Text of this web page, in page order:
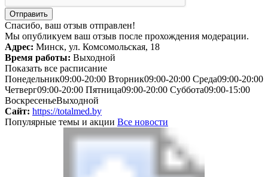
Отправить
Спасибо, ваш отзыв отправлен!
Мы опубликуем ваш отзыв после прохождения модерации.
Адрес: Минск, ул. Комсомольская, 18
Время работы: Выходной
Показать все расписание
Понедельник09:00-20:00 Вторник09:00-20:00 Среда09:00-20:00
Четверг09:00-20:00 Пятница09:00-20:00 Суббота09:00-15:00
ВоскресеньеВыходной
Сайт: https://totalmed.by
Популярные темы и акции Все новости